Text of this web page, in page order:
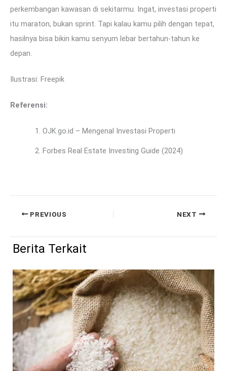
perkembangan kawasan di sekitarmu. Ingat, investasi properti
itu maraton, bukan sprint. Tapi kalau kamu pilih dengan tepat,
hasilnya bisa bikin kamu senyum lebar bertahun-tahun ke
depan.
Ilustrasi: Freepik
Referensi:
OJK.go.id – Mengenal Investasi Properti
Forbes Real Estate Investing Guide (2024)
PREVIOUS NEXT
Berita Terkait